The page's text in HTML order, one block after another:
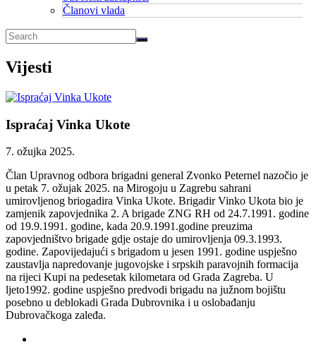
Članovi vlada
Vijesti
Ispraćaj Vinka Ukote
7. ožujka 2025.
Član Upravnog odbora brigadni general Zvonko Peternel nazočio je
u petak 7. ožujak 2025. na Mirogoju u Zagrebu sahrani
umirovljenog briogadira Vinka Ukote. Brigadir Vinko Ukota bio je
zamjenik zapovjednika 2. A brigade ZNG RH od 24.7.1991. godine
od 19.9.1991. godine, kada 20.9.1991.godine preuzima
zapovjedništvo brigade gdje ostaje do umirovljenja 09.3.1993.
godine. Zapovijedajući s brigadom u jesen 1991. godine uspješno
zaustavlja napredovanje jugovojske i srpskih paravojnih formacija
na rijeci Kupi na pedesetak kilometara od Grada Zagreba. U
ljeto1992. godine uspješno predvodi brigadu na južnom bojištu
posebno u deblokadi Grada Dubrovnika i u oslobađanju
Dubrovačkoga zaleđa.